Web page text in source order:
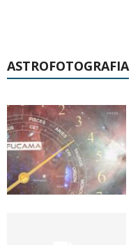
ASTROFOTOGRAFIA